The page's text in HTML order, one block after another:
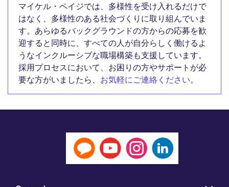
マイケル・ペイジでは、多様性を受け入れるだけで
はなく、多様性のある社会づくりに取り組んでいま
す。あらゆるバックグラウンドの方からの応募を歓
迎すると同時に、すべての人が自分らしく働けるよ
うなインクルーシブな職場構築も支援しています。
採用プロセスにおいて、お困りの方やサポートが必
要な方がいましたら、 お気軽にご連絡ください。